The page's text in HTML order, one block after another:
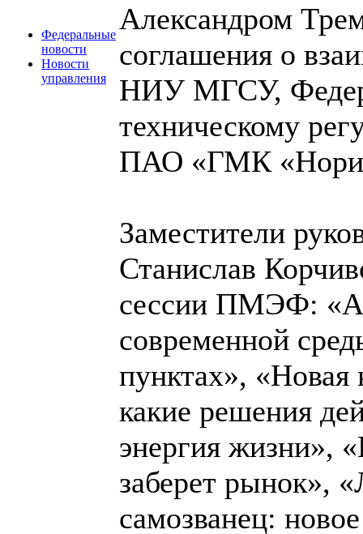
Федеральные
новости
Новости
управления
Александром
соглашения о
НИУ МГСУ,
техническому
ПАО «ГМК
Заместители
Станислав
сессии ПМЭФ:
современной
пунктах», «Новая
какие решения
энергия жизни»,
заберет рынок»,
самозванец: